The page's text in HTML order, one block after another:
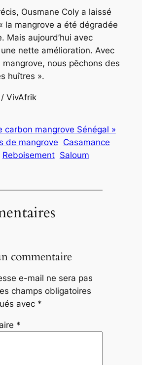
Ousmane Coly a laissé
la mangrove a été dégradée
Mais aujourd’hui avec
nette amélioration. Avec
nous pêchons des
huîtres ».
VivAfrik
carbon mangrove Sénégal »
de mangrove Casamance
Reboisement Saloum
commentaire
e-mail ne sera pas
champs obligatoires
avec *
*